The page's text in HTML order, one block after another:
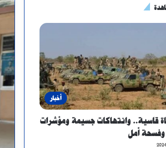
أخبار
قاسية.. وانتهاكات جسيمة ومؤشرات
أمل